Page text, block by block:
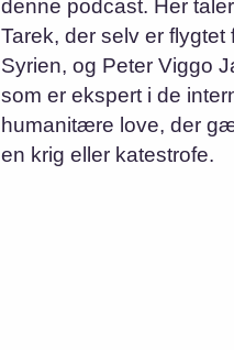
denne podcast. Her
Tarek, der selv er flygtet
Syrien, og Peter Viggo
som er ekspert i de
humanitære love, der
en krig eller katestrofe.